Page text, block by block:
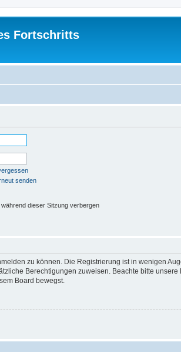
Fortschritts
senden
dieser Sitzung verbergen
zu können. Die Registrierung ist in wenigen
Berechtigungen zuweisen. Beachte bitte
Board bewegst.